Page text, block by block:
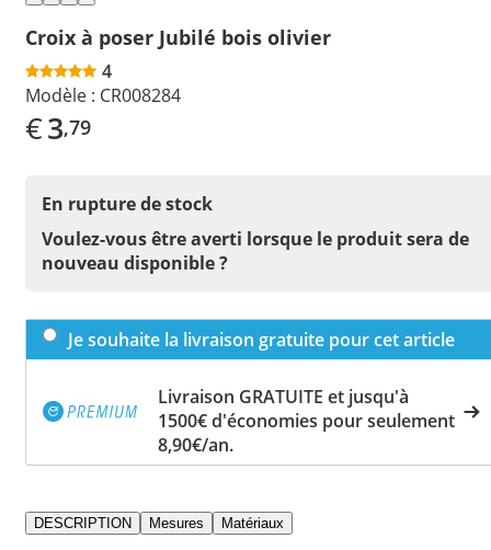
Croix à poser Jubilé bois olivier
4
Modèle : CR008284
€3,79
En rupture de stock
Voulez-vous être averti lorsque le produit sera de
nouveau disponible ?
Je souhaite la livraison gratuite pour cet article
Livraison GRATUITE et jusqu'à
1500€ d'économies pour seulement
8,90€/an.
DESCRIPTION Mesures Matériaux